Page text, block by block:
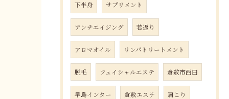
下半身 サプリメント
アンチエイジング 若返り
アロマオイル リンパトリートメント
脱毛 フェイシャルエステ 倉敷市西田
早島インター 倉敷エステ 肩こり